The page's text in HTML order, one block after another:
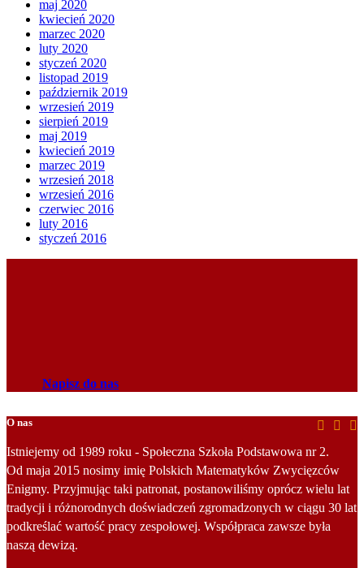
maj 2020
kwiecień 2020
marzec 2020
luty 2020
styczeń 2020
listopad 2019
październik 2019
wrzesień 2019
sierpień 2019
maj 2019
kwiecień 2019
marzec 2019
wrzesień 2018
wrzesień 2016
czerwiec 2016
luty 2016
styczeń 2016
Napisz do nas
O nas
Istniejemy od 1989 roku - Społeczna Szkoła Podstawowa nr 2.
Od maja 2015 nosimy imię Polskich Matematyków Zwycięzców
Enigmy. Przyjmując taki patronat, postanowiliśmy oprócz wielu lat
tradycji i różnorodnych doświadczeń zgromadzonych w ciągu 30 lat
podkreślać wartość pracy zespołowej. Współpraca zawsze była
naszą dewizą.